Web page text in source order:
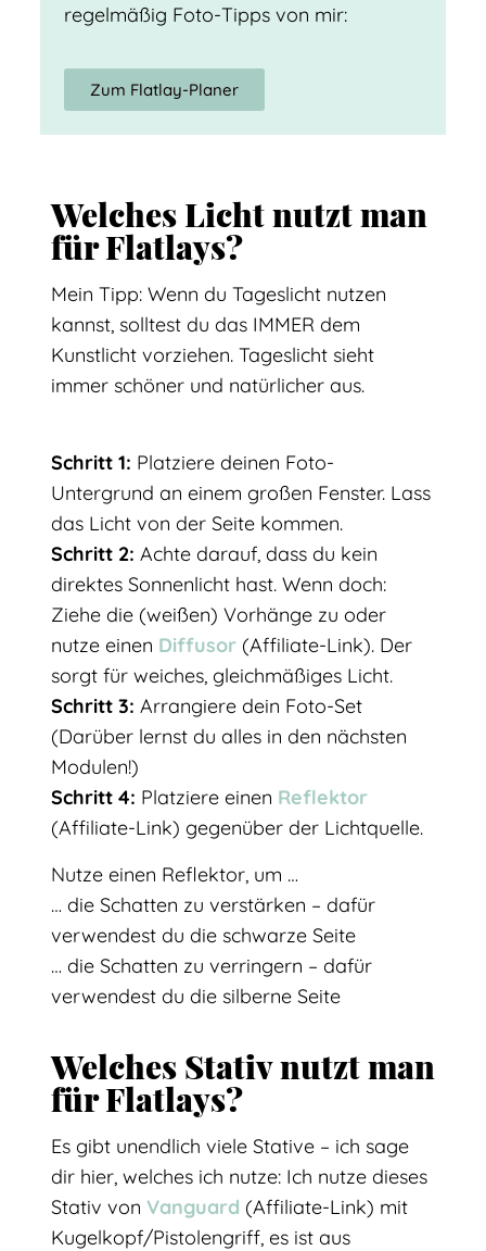
regelmäßig Foto-Tipps von mir:
Zum Flatlay-Planer
Welches Licht nutzt man
für Flatlays?
Mein Tipp: Wenn du Tageslicht nutzen
kannst, solltest du das IMMER dem
Kunstlicht vorziehen. Tageslicht sieht
immer schöner und natürlicher aus.
Schritt 1: Platziere deinen Foto-
Untergrund an einem großen Fenster. Lass
das Licht von der Seite kommen.
Schritt 2: Achte darauf, dass du kein
direktes Sonnenlicht hast. Wenn doch:
Ziehe die (weißen) Vorhänge zu oder
nutze einen Diffusor (Affiliate-Link). Der
sorgt für weiches, gleichmäßiges Licht.
Schritt 3: Arrangiere dein Foto-Set
(Darüber lernst du alles in den nächsten
Modulen!)
Schritt 4: Platziere einen Reflektor
(Affiliate-Link) gegenüber der Lichtquelle.
Nutze einen Reflektor, um …
… die Schatten zu verstärken – dafür
verwendest du die schwarze Seite
… die Schatten zu verringern – dafür
verwendest du die silberne Seite
Welches Stativ nutzt man
für Flatlays?
Es gibt unendlich viele Stative – ich sage
dir hier, welches ich nutze: Ich nutze dieses
Stativ von Vanguard (Affiliate-Link) mit
Kugelkopf/Pistolengriff, es ist aus